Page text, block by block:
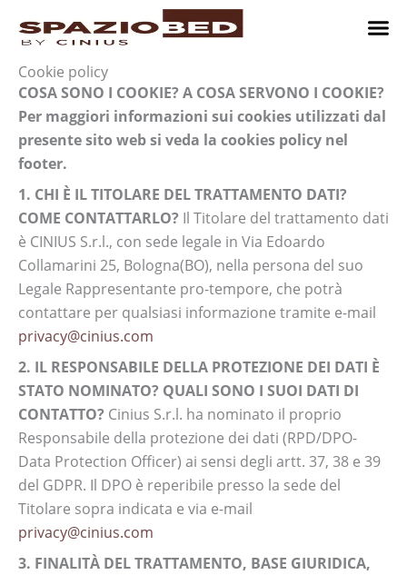
Cookie policy
COSA SONO I COOKIE? A COSA SERVONO I COOKIE?
Per maggiori informazioni sui cookies utilizzati dal
presente sito web si veda la cookies policy nel
footer.
1. CHI È IL TITOLARE DEL TRATTAMENTO DATI?
COME CONTATTARLO? Il Titolare del trattamento dati
è CINIUS S.r.l., con sede legale in Via Edoardo
Collamarini 25, Bologna(BO), nella persona del suo
Legale Rappresentante pro-tempore, che potrà
contattare per qualsiasi informazione tramite e-mail
privacy@cinius.com
2. IL RESPONSABILE DELLA PROTEZIONE DEI DATI È
STATO NOMINATO? QUALI SONO I SUOI DATI DI
CONTATTO? Cinius S.r.l. ha nominato il proprio
Responsabile della protezione dei dati (RPD/DPO-
Data Protection Officer) ai sensi degli artt. 37, 38 e 39
del GDPR. Il DPO è reperibile presso la sede del
Titolare sopra indicata e via e-mail
privacy@cinius.com
3. FINALITÀ DEL TRATTAMENTO, BASE GIURIDICA,